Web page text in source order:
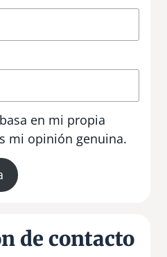
en mi propia
mi opinión genuina.
de contacto